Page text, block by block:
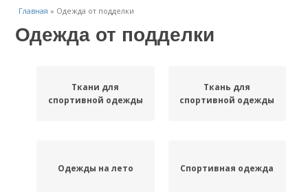
Главная » Одежда от подделки
Одежда от подделки
Ткани для
спортивной одежды
Ткань для
спортивной одежды
Одежды на лето Спортивная одежда